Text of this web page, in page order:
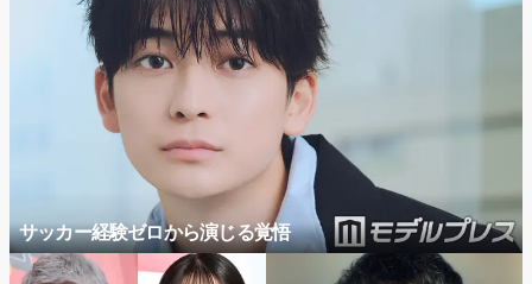
サッカー経験ゼロから演じる覚悟